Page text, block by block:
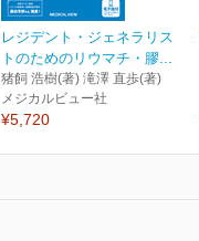
レジデント・ジェネラリス
トのためのリウマチ・膠...
猪飼 浩樹(著) 滝澤 直歩(著)
メジカルビュー社
¥5,720